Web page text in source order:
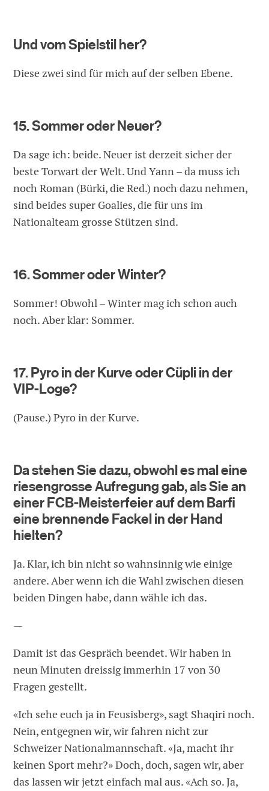
Und vom Spielstil her?
Diese zwei sind für mich auf der selben Ebene.
15. Sommer oder Neuer?
Da sage ich: beide. Neuer ist derzeit sicher der
beste Torwart der Welt. Und Yann – da muss ich
noch Roman (Bürki, die Red.) noch dazu nehmen,
sind beides super Goalies, die für uns im
Nationalteam grosse Stützen sind.
16. Sommer oder Winter?
Sommer! Obwohl – Winter mag ich schon auch
noch. Aber klar: Sommer.
17. Pyro in der Kurve oder Cüpli in der
VIP-Loge?
(Pause.) Pyro in der Kurve.
Da stehen Sie dazu, obwohl es mal eine
riesengrosse Aufregung gab, als Sie an
einer FCB-Meisterfeier auf dem Barfi
eine brennende Fackel in der Hand
hielten?
Ja. Klar, ich bin nicht so wahnsinnig wie einige
andere. Aber wenn ich die Wahl zwischen diesen
beiden Dingen habe, dann wähle ich das.
—
Damit ist das Gespräch beendet. Wir haben in
neun Minuten dreissig immerhin 17 von 30
Fragen gestellt.
«Ich sehe euch ja in Feusisberg», sagt Shaqiri noch.
Nein, entgegnen wir, wir fahren nicht zur
Schweizer Nationalmannschaft. «Ja, macht ihr
keinen Sport mehr?» Doch, doch, sagen wir, aber
das lassen wir jetzt einfach mal aus. «Ach so. Ja,